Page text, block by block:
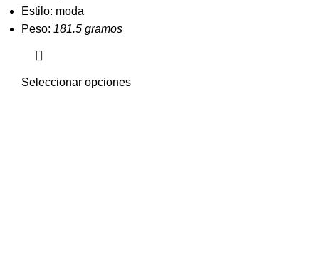
Estilo: moda
Peso: 181.5 gramos
Seleccionar opciones